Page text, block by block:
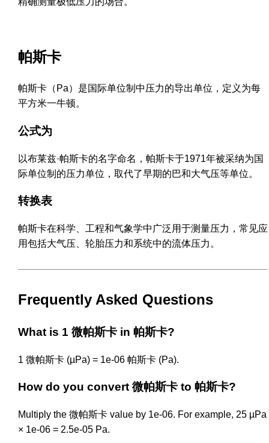
帕斯卡
帕斯卡（Pa）是国际单位制中压力的导出单位，定义为每
平方米一牛顿。
公式为
以布莱兹·帕斯卡的名字命名，帕斯卡于1971年被采纳为国
际单位制的压力单位，取代了早期的巴和大气压等单位。
转换表
帕斯卡在科学、工程和气象学中广泛用于测量压力，常见应
用包括大气压、轮胎压力和系统中的流体压力。
Frequently Asked Questions
What is 1 微帕斯卡 in 帕斯卡?
1 微帕斯卡 (µPa) = 1e-06 帕斯卡 (Pa).
How do you convert 微帕斯卡 to 帕斯卡?
Multiply the 微帕斯卡 value by 1e-06. For example, 25 µPa
× 1e-06 = 2.5e-05 Pa.